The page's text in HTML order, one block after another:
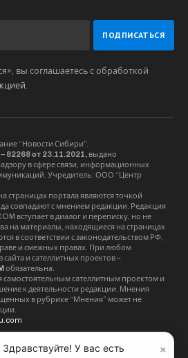
вы соглашаетесь с обработкой
“Новости Сибири”.
82268 от 23.11.2021, выдано
в сфере связи, информационных
Учредитель: ООО “Центр
страницах портала являются точкой
совпадают с мнением редакции. Редакция
вступает в диалог и переписку, но не
на материалы, находящиеся на страницах
в соответствии с законодательством РФ,
и смежных правах. При любом
и сателлитных проектов –
обязательна.
самостоятельным сателлитным проектом и
к деятельности редакции. Мнения
в рубрике “Мнения” может не
24 80
ул. Державина, дом 4, кв. 3
×
Здравствуйте! У вас есть